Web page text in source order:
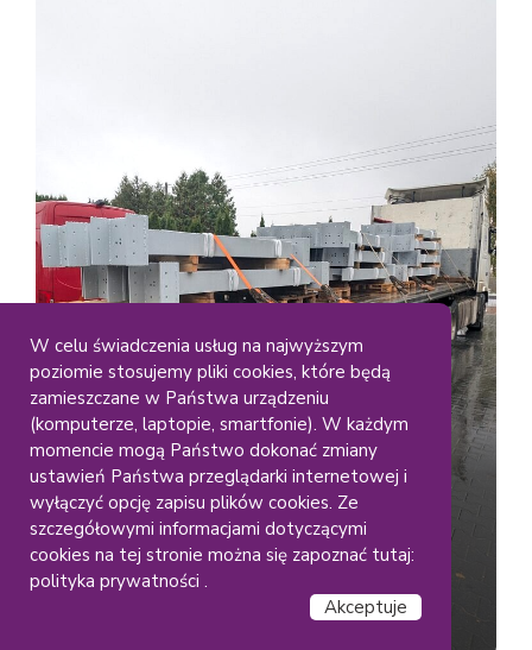
Duze Elementy
Gabaryty
Lakiernia Koczargi
Malowanie dużych
konstrukcji stalowych – RAL
(9006)
W celu świadczenia usług na najwyższym
poziomie stosujemy pliki cookies, które będą
zamieszczane w Państwa urządzeniu
(komputerze, laptopie, smartfonie). W każdym
momencie mogą Państwo dokonać zmiany
ustawień Państwa przeglądarki internetowej i
wyłączyć opcję zapisu plików cookies. Ze
szczegółowymi informacjami dotyczącymi
cookies na tej stronie można się zapoznać tutaj:
polityka prywatności .
Akceptuje